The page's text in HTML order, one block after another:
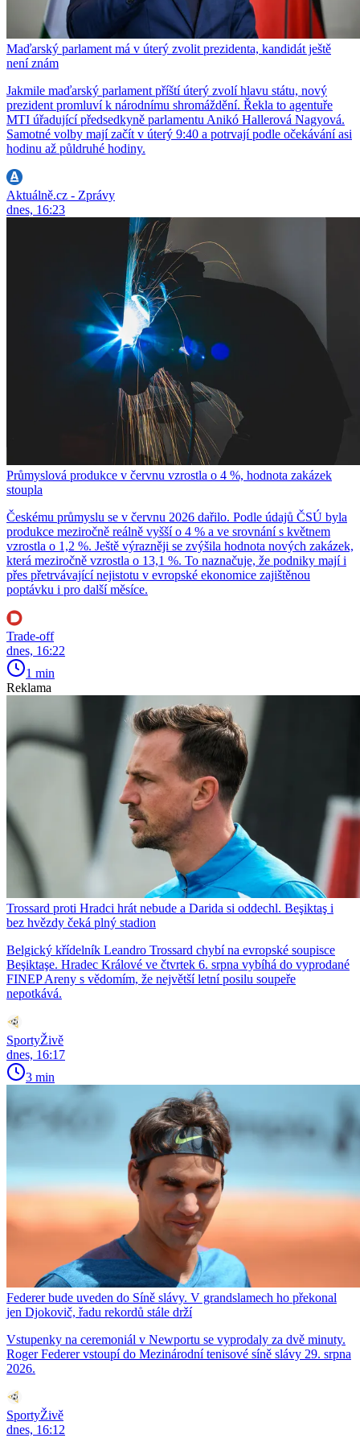
Maďarský parlament má v úterý zvolit prezidenta, kandidát ještě
není znám
Jakmile maďarský parlament příští úterý zvolí hlavu státu, nový
prezident promluví k národnímu shromáždění. Řekla to agentuře
MTI úřadující předsedkyně parlamentu Anikó Hallerová Nagyová.
Samotné volby mají začít v úterý 9:40 a potrvají podle očekávání asi
hodinu až půldruhé hodiny.
Aktuálně.cz - Zprávy
dnes, 16:23
Průmyslová produkce v červnu vzrostla o 4 %, hodnota zakázek
stoupla
Českému průmyslu se v červnu 2026 dařilo. Podle údajů ČSÚ byla
produkce meziročně reálně vyšší o 4 % a ve srovnání s květnem
vzrostla o 1,2 %. Ještě výrazněji se zvýšila hodnota nových zakázek,
která meziročně vzrostla o 13,1 %. To naznačuje, že podniky mají i
přes přetrvávající nejistotu v evropské ekonomice zajištěnou
poptávku i pro další měsíce.
Trade-off
dnes, 16:22
1 min
Reklama
Trossard proti Hradci hrát nebude a Darida si oddechl. Beşiktaş i
bez hvězdy čeká plný stadion
Belgický křídelník Leandro Trossard chybí na evropské soupisce
Beşiktaşe. Hradec Králové ve čtvrtek 6. srpna vybíhá do vyprodané
FINEP Areny s vědomím, že největší letní posilu soupeře
nepotkává.
SportyŽivě
dnes, 16:17
3 min
Federer bude uveden do Síně slávy. V grandslamech ho překonal
jen Djokovič, řadu rekordů stále drží
Vstupenky na ceremoniál v Newportu se vyprodaly za dvě minuty.
Roger Federer vstoupí do Mezinárodní tenisové síně slávy 29. srpna
2026.
SportyŽivě
dnes, 16:12